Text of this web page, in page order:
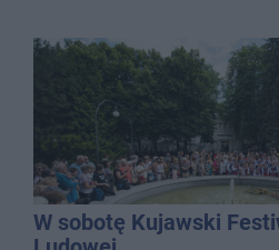
W sobotę Kujawski